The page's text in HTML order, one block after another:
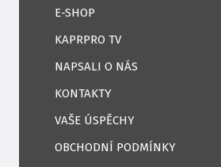
E-SHOP
KAPRPRO TV
NAPSALI O NÁS
KONTAKTY
VAŠE ÚSPĚCHY
OBCHODNÍ PODMÍNKY